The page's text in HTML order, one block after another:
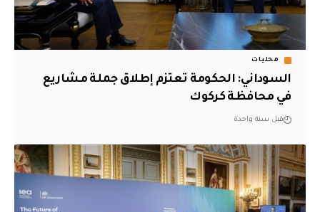
محليات
السوداني: الحكومة تعتزم إطلاق جملة مشاريع
في محافظة كركوك
قبل سنة واحدة